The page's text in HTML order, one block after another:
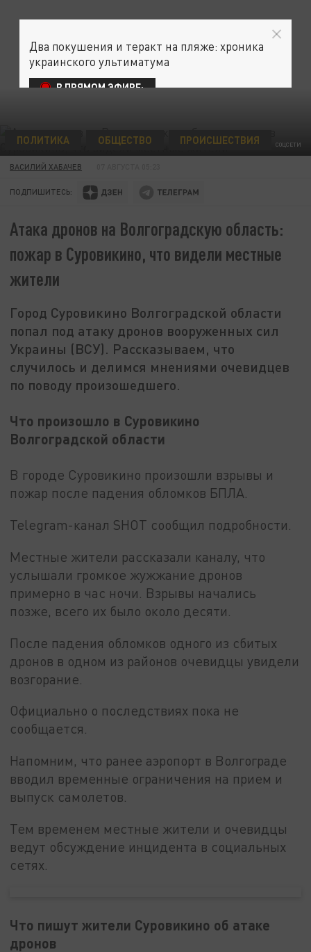
СОЦСЕТИ
ПОЛИТИКА ОБЩЕСТВО ПРОИСШЕСТВИЯ
ВАСИЛИЙ ХАБАЧЕВ
ПОДПИШИТЕСЬ:
Атака дронов на Волгоградскую область:
пожар в Суровикино, что видели местные
жители
Город Суровикино Волгоградской области
попал под атаку дронов вооруженных сил
Украины (ВСУ). Рассказываем, что
случилось и делимся мнениями очевидцев
по поводу произошедшего.
Что произошло в Суровикино
Волгоградской области
В городе Суровикино произошли взрывы и
пожар после падения обломков БПЛА.
Telegram-канал SHOT сообщил подробности.
Местные жители рассказали каналу, что
услышали громкое жужжание дронов
примерно в час ночи. Взрывы начались
позже, всего их было около десяти.
После падения обломков одного из сбитых
дронов в одном из районов очевидцы увидели
возгорание.
Официально о последствиях пока не
сообщается.
Напомним, что ранее аэропорт в Волгограде
вводил временные ограничения на прием и
выпуск самолетов.
Тем временем местные жители и очевидцы
ведут обсуждение инцидента в социальных
сетях.
Что пишут жители Суровикино об атаке
дронов
Два покушения и теракт на пляже: хроника
украинского ультиматума
В ПРЯМОМ ЭФИРЕ: